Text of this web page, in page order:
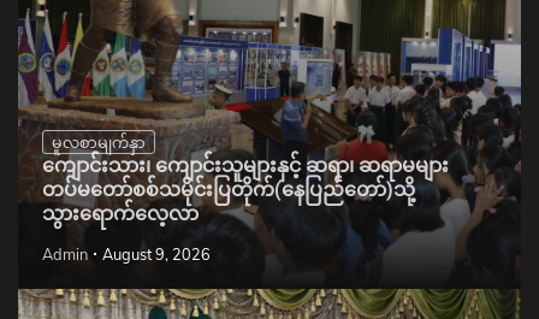
မူလစာမျက်နှာ
ကျောင်းသား၊ ကျောင်းသူများနှင့် ဆရာ၊ ဆရာမများ
တပ်မတော်စစ်သမိုင်းပြတိုက်(နေပြည်တော်)သို့
သွားရောက်လေ့လာ
Admin August 9, 2026